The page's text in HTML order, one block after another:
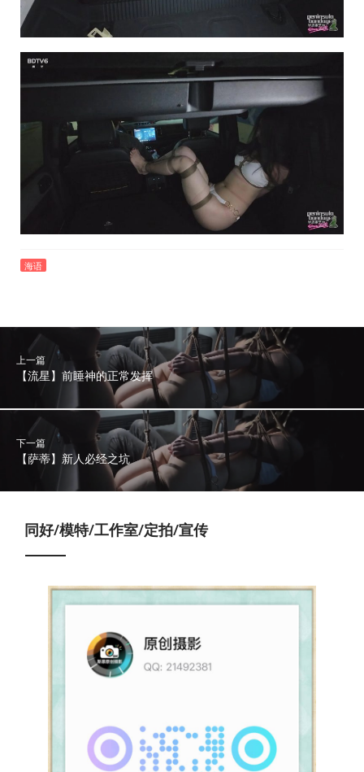
海语
上一篇
【流星】前睡神的正常发挥
下一篇
【萨蒂】新人必经之坑
同好/模特/工作室/定拍/宣传